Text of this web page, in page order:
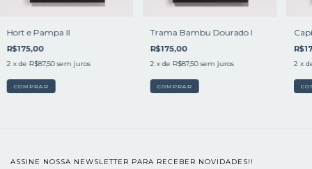
Hort e Pampa II
R$175,00
2 x de R$87,50 sem juros
COMPRAR
Trama Bambu Dourado I
R$175,00
2 x de R$87,50 sem juros
COMPRAR
2 x
ASSINE NOSSA NEWSLETTER PARA RECEBER NOVIDADES!!